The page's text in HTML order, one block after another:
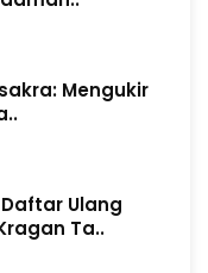
Mengukir
Ulang
Ta..